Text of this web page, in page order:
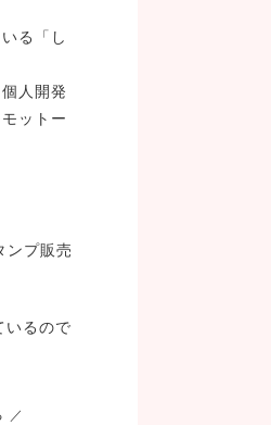
る「し
人開発
ットー
ンプ販売
いるので